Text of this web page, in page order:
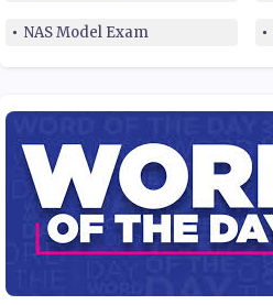
NAS Model Exam